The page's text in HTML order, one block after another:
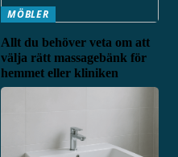
MÖBLER
Allt du behöver veta om att
välja rätt massagebänk för
hemmet eller kliniken